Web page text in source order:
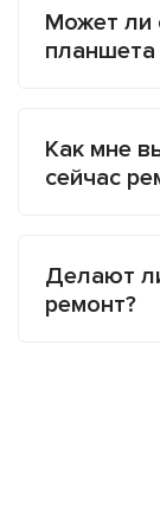
Может ли
планшета
Как мне
сейчас
Делают
ремонт?